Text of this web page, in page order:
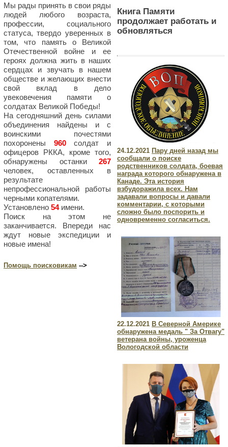
Мы рады принять в свои ряды
людей любого возраста,
профессии, социального
статуса, твердо уверенных в
том, что память о Великой
Отечественной войне и ее
героях должна жить в наших
сердцах и звучать в нашем
обществе и желающих внести
свой вклад в дело
увековечения памяти о
солдатах Великой Победы!
На сегодняшний день силами
объединения найдены и с
воинскими почестями
похоронены 960солдат и
офицеров РККА, кроме того,
обнаружены останки 267
человек, оставленных в
результате
непрофессиональной работы
черными копателями.
Установлено 54имени.
Поиск на этом не
заканчивается. Впереди нас
ждут новые экспедиции и
новые имена!
Помощь поисковикам -->
Книга Памяти
продолжает работать и
обновляться
24.12.2021 Пару дней назад мы
сообщали о поиске
родственников солдата, боевая
награда которого обнаружена в
Канаде. Эта история
взбудоражила всех. Нам
задавали вопросы и давали
комментарии, с которыми
сложно было поспорить и
одновременно согласиться.
22.12.2021 В Северной Америке
обнаружена медаль " За Отвагу"
ветерана войны, уроженца
Вологодской области